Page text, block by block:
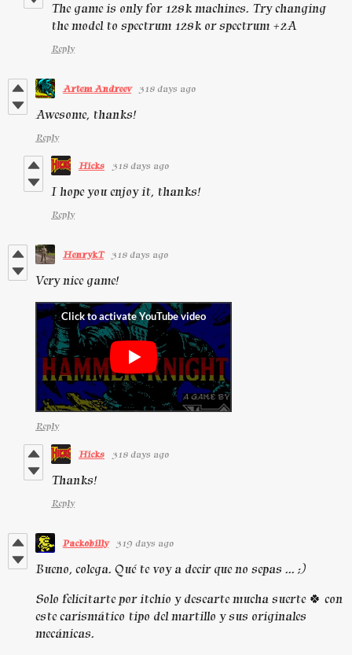
The game is only for 128k machines. Try changing
the model to spectrum 128k or spectrum +2A
Reply
Artem Andreev 318 days ago
Awesome, thanks!
Reply
Hicks 318 days ago
I hope you enjoy it, thanks!
Reply
HenrykT 318 days ago
Very nice game!
Reply
Hicks 318 days ago
Thanks!
Reply
Packobilly 319 days ago
Bueno, colega. Qué te voy a decir que no sepas ... ;)
Solo felicitarte por itchio y desearte mucha suerte 🍀 con
este carismático tipo del martillo y sus originales
mecánicas.